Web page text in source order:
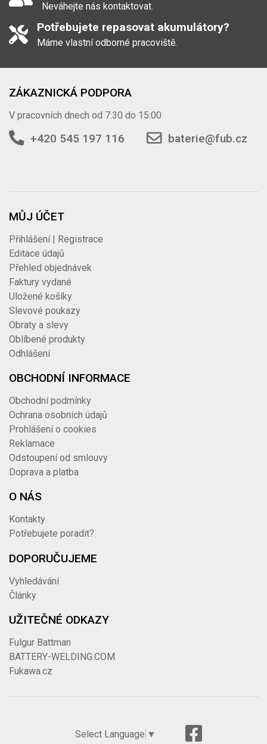
Neváhejte nás kontaktovat.
Potřebujete repasovat akumulátory?
Máme vlastní odborné pracoviště.
ZÁKAZNICKÁ PODPORA
V pracovních dnech od 7:30 do 15:00
+420 545 197 116 baterie@fub.cz
MŮJ ÚČET
Přihlášení | Registrace
Editace údajů
Přehled objednávek
Faktury vydané
Uložené košíky
Slevové poukazy
Obraty a slevy
Oblíbené produkty
Odhlášení
OBCHODNÍ INFORMACE
Obchodní podmínky
Ochrana osobních údajů
Prohlášení o cookies
Reklamace
Odstoupení od smlouvy
Doprava a platba
O NÁS
Kontakty
Potřebujete poradit?
DOPORUČUJEME
Vyhledávání
Články
UŽITEČNÉ ODKAZY
Fulgur Battman
BATTERY-WELDING.COM
Fukawa.cz
Select Language ▼